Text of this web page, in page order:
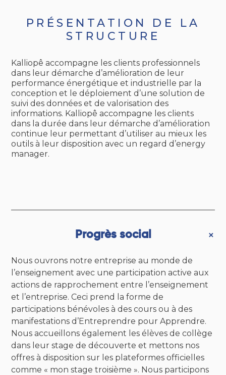
PRÉSENTATION DE LA
STRUCTURE
Kalliopê accompagne les clients professionnels
dans leur démarche d’amélioration de leur
performance énergétique et industrielle par la
conception et le déploiement d’une solution de
suivi des données et de valorisation des
informations. Kalliopê accompagne les clients
dans la durée dans leur démarche d’amélioration
continue leur permettant d’utiliser au mieux les
outils à leur disposition avec un regard d’energy
manager.
Progrès social
Nous ouvrons notre entreprise au monde de
l’enseignement avec une participation active aux
actions de rapprochement entre l’enseignement
et l’entreprise. Ceci prend la forme de
participations bénévoles à des cours ou à des
manifestations d’Entreprendre pour Apprendre.
Nous accueillons également les élèves de collège
dans leur stage de découverte et mettons nos
offres à disposition sur les plateformes officielles
comme « mon stage troisième ». Nous participons